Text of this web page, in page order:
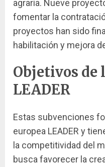
agraria. Nueve
fomentar la
proyectos han sido
habilitación y mejora
Objetivos de
LEADER
Estas subvenciones
europea LEADER y
la competitividad del
busca favorecer la